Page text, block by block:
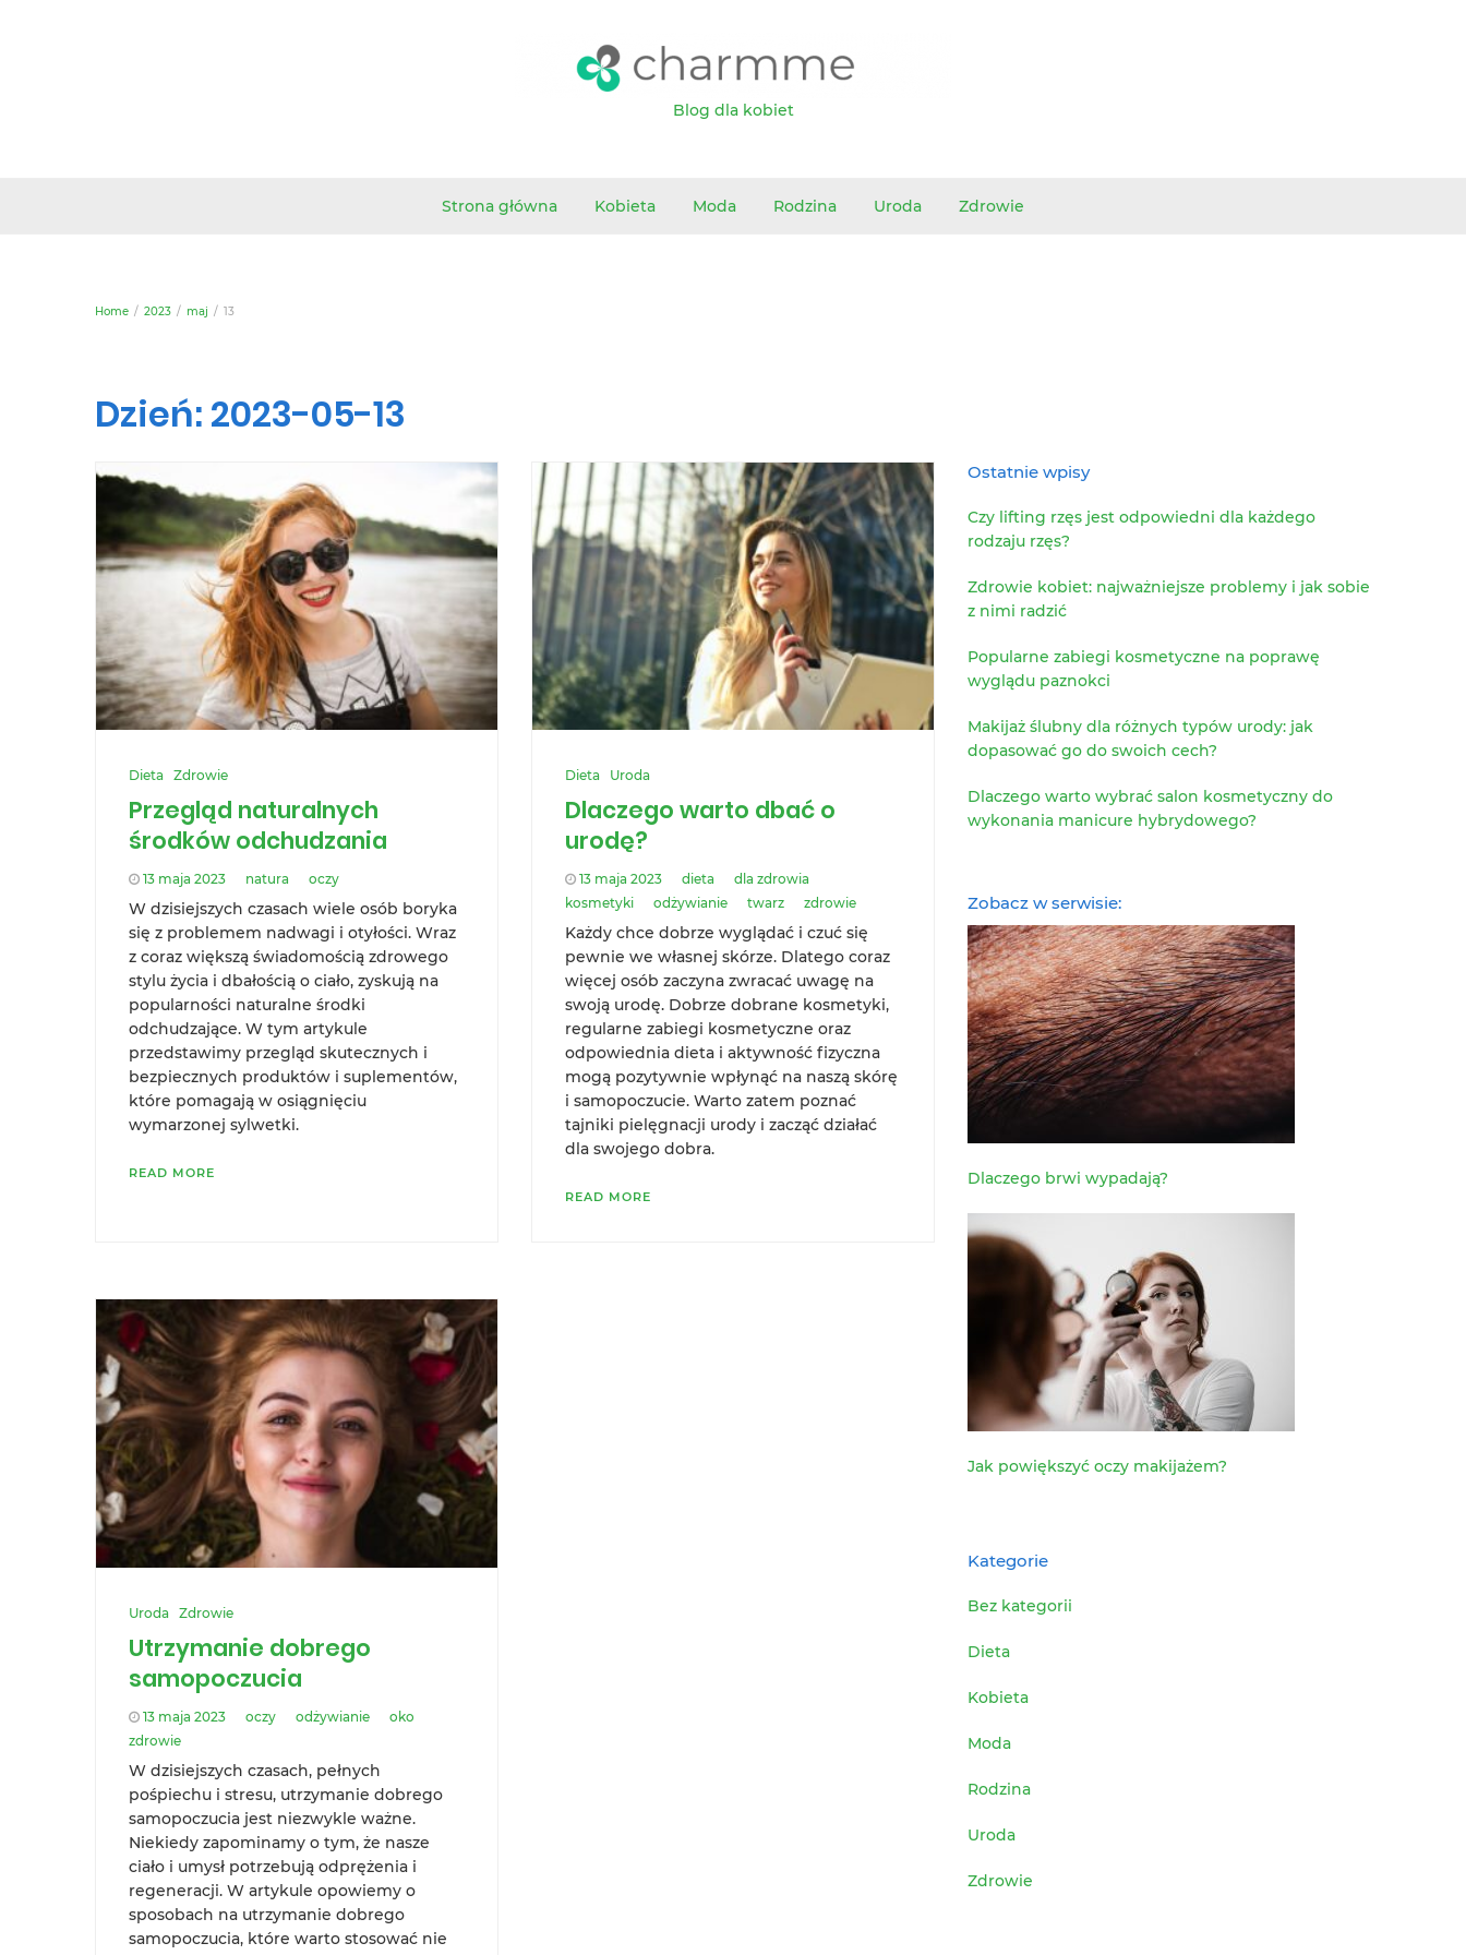
Blog dla kobiet
Strona główna Kobieta Moda Rodzina Uroda Zdrowie
Home 2023 maj 13
Dzień: 2023-05-13
Dieta Zdrowie
Przegląd naturalnych
środków odchudzania
13 maja 2023 natura oczy
W dzisiejszych czasach wiele osób boryka
się z problemem nadwagi i otyłości. Wraz
z coraz większą świadomością zdrowego
stylu życia i dbałością o ciało, zyskują na
popularności naturalne środki
odchudzające. W tym artykule
przedstawimy przegląd skutecznych i
bezpiecznych produktów i suplementów,
które pomagają w osiągnięciu
wymarzonej sylwetki.
READ MORE
Dieta Uroda
Dlaczego warto dbać o
urodę?
13 maja 2023 dieta
dla zdrowia
kosmetyki
odżywianie twarz zdrowie
Każdy chce dobrze wyglądać i czuć się
pewnie we własnej skórze. Dlatego coraz
więcej osób zaczyna zwracać uwagę na
swoją urodę. Dobrze dobrane kosmetyki,
regularne zabiegi kosmetyczne oraz
odpowiednia dieta i aktywność fizyczna
mogą pozytywnie wpłynąć na naszą skórę
i samopoczucie. Warto zatem poznać
tajniki pielęgnacji urody i zacząć działać
dla swojego dobra.
READ MORE
Uroda Zdrowie
Utrzymanie dobrego
samopoczucia
13 maja 2023 oczy odżywianie
oko
zdrowie
W dzisiejszych czasach, pełnych
pośpiechu i stresu, utrzymanie dobrego
samopoczucia jest niezwykle ważne.
Niekiedy zapominamy o tym, że nasze
ciało i umysł potrzebują odprężenia i
regeneracji. W artykule opowiemy o
sposobach na utrzymanie dobrego
samopoczucia, które warto stosować nie
Ostatnie wpisy
Czy lifting rzęs jest odpowiedni dla każdego
rodzaju rzęs?
Zdrowie kobiet: najważniejsze problemy i jak sobie
z nimi radzić
Popularne zabiegi kosmetyczne na poprawę
wyglądu paznokci
Makijaż ślubny dla różnych typów urody: jak
dopasować go do swoich cech?
Dlaczego warto wybrać salon kosmetyczny do
wykonania manicure hybrydowego?
Zobacz w serwisie:
Dlaczego brwi wypadają?
Jak powiększyć oczy makijażem?
Kategorie
Bez kategorii
Dieta
Kobieta
Moda
Rodzina
Uroda
Zdrowie